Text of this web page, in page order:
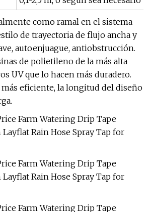
como ramal en el sistema
de trayectoria de flujo ancha y
autoenjuague, antiobstrucción.
de polietileno de la más alta
UV que lo hacen más duradero.
eficiente, la longitud del diseño